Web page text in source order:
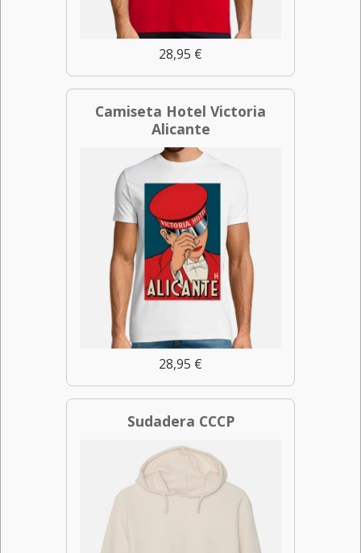
28,95 €
Camiseta Hotel Victoria
Alicante
28,95 €
Sudadera CCCP